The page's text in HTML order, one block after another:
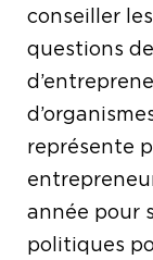
conseiller
questions
représente
année pour
politiques